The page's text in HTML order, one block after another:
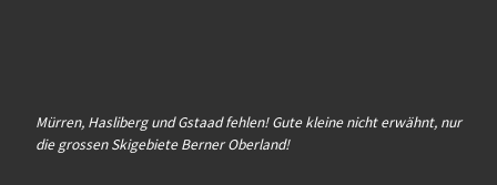
Mürren, Hasliberg und Gstaad fehlen! Gute kleine nicht erwähnt, nur
die grossen Skigebiete Berner Oberland!